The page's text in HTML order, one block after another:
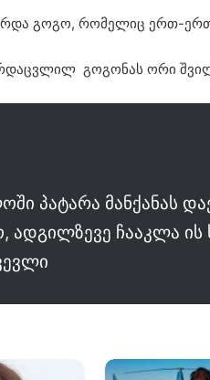
გოგო, რომელიც ერთ-
გოგონას ორი
პატარა მანქანას
ადგილზევე ჩააკლა